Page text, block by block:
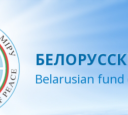
Belarusian fund